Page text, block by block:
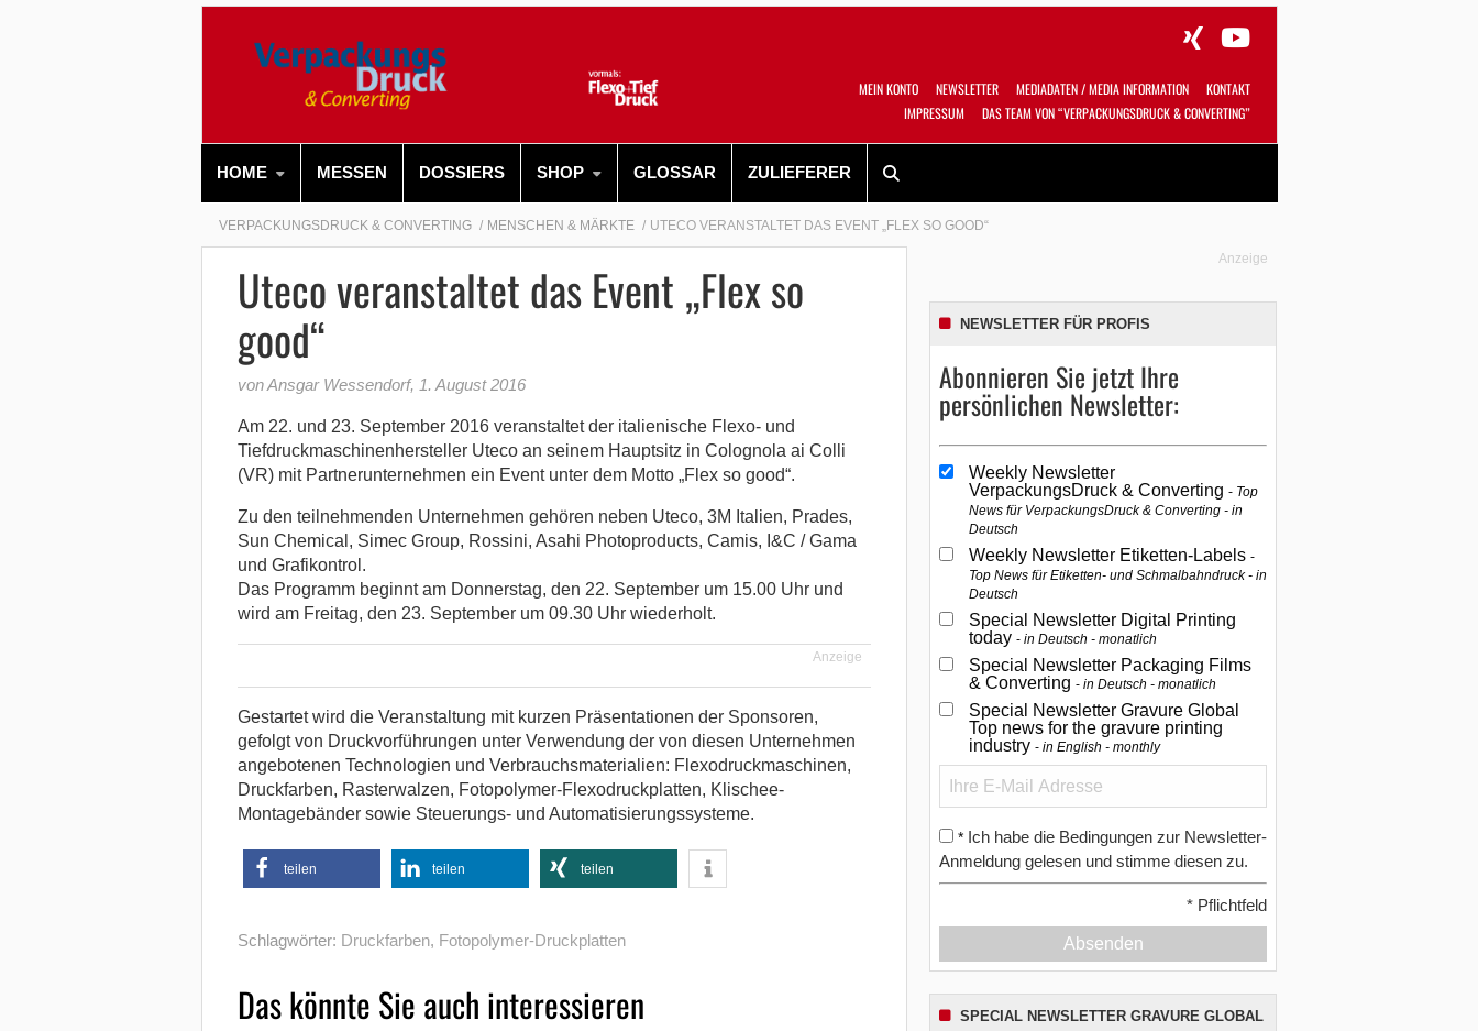
MEIN KONTO NEWSLETTER MEDIADATEN / MEDIA INFORMATION
KONTAKT
IMPRESSUM
DAS TEAM VON “VERPACKUNGSDRUCK & CONVERTING”
HOME MESSEN DOSSIERS SHOP GLOSSAR ZULIEFERER
VERPACKUNGSDRUCK & CONVERTING MENSCHEN & MÄRKTE UTECO VERANSTALTET DAS EVENT „FLEX SO GOOD“
Uteco veranstaltet das Event „Flex so
good“
von Ansgar Wessendorf, 1. August 2016
Am 22. und 23. September 2016 veranstaltet der italienische Flexo- und
Tiefdruckmaschinenhersteller Uteco an seinem Hauptsitz in Colognola ai Colli
(VR) mit Partnerunternehmen ein Event unter dem Motto „Flex so good“.
Zu den teilnehmenden Unternehmen gehören neben Uteco, 3M Italien, Prades,
Sun Chemical, Simec Group, Rossini, Asahi Photoproducts, Camis, I&C / Gama
und Grafikontrol.
Das Programm beginnt am Donnerstag, den 22. September um 15.00 Uhr und
wird am Freitag, den 23. September um 09.30 Uhr wiederholt.
Anzeige
Gestartet wird die Veranstaltung mit kurzen Präsentationen der Sponsoren,
gefolgt von Druckvorführungen unter Verwendung der von diesen Unternehmen
angebotenen Technologien und Verbrauchsmaterialien: Flexodruckmaschinen,
Druckfarben, Rasterwalzen, Fotopolymer-Flexodruckplatten, Klischee-
Montagebänder sowie Steuerungs- und Automatisierungssysteme.
teilen teilen teilen
Schlagwörter: Druckfarben, Fotopolymer-Druckplatten
Das könnte Sie auch interessieren
Anzeige
NEWSLETTER FÜR PROFIS
Abonnieren Sie jetzt Ihre
persönlichen Newsletter:
Weekly Newsletter
VerpackungsDruck & Converting Top
News für VerpackungsDruck & Converting - in
Deutsch
Weekly Newsletter Etiketten-Labels
Top News für Etiketten- und Schmalbahndruck - in
Deutsch
Special Newsletter Digital Printing
today in Deutsch - monatlich
Special Newsletter Packaging Films
& Converting in Deutsch - monatlich
Special Newsletter Gravure Global
Top news for the gravure printing
industry in English - monthly
* Ich habe die Bedingungen zur Newsletter-
Anmeldung gelesen und stimme diesen zu.
* Pflichtfeld
Absenden
SPECIAL NEWSLETTER GRAVURE GLOBAL